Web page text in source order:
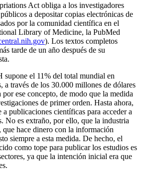
Act obliga a los investigadores
a depositar copias electrónicas de
por la comunidad científica en el
Library of Medicine, la PubMed
). Los textos completos
tarde de un año después de su
el 11% del total mundial en
a través de los 30.000 millones de dólares
por ese concepto, de modo que la medida
de primer orden. Hasta ahora,
a publicaciones científicas para acceder a
No es extraño, por ello, que la industria
hace dinero con la información
siempre a esta medida. De hecho, el
como tope para publicar los estudios es
ya que la intención inicial era que